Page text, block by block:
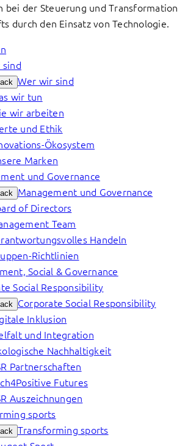
bei der Steuerung und Transformation
durch den Einsatz von Technologie.
Wer wir sind
wir tun
wir arbeiten
und Ethik
Ökosystem
Marken
und Governance
Management und Governance
of Directors
Team
Handeln
Richtlinien
Social & Governance
Social Responsibility
Corporate Social Responsibility
Inklusion
und Integration
Nachhaltigkeit
Partnerschaften
Futures
Auszeichnungen
sports
Transforming sports